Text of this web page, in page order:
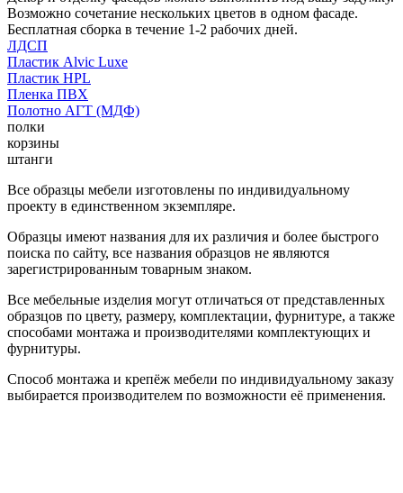
Возможно сочетание нескольких цветов в одном фасаде.
Бесплатная сборка в течение 1-2 рабочих дней.
ЛДСП
Пластик Alvic Luxe
Пластик HPL
Пленка ПВХ
Полотно АГТ (МДФ)
полки
корзины
штанги
Все образцы мебели изготовлены по индивидуальному
проекту в единственном экземпляре.
Образцы имеют названия для их различия и более быстрого
поиска по сайту, все названия образцов не являются
зарегистрированным товарным знаком.
Все мебельные изделия могут отличаться от представленных
образцов по цвету, размеру, комплектации, фурнитуре, а также
способами монтажа и производителями комплектующих и
фурнитуры.
Способ монтажа и крепёж мебели по индивидуальному заказу
выбирается производителем по возможности её применения.